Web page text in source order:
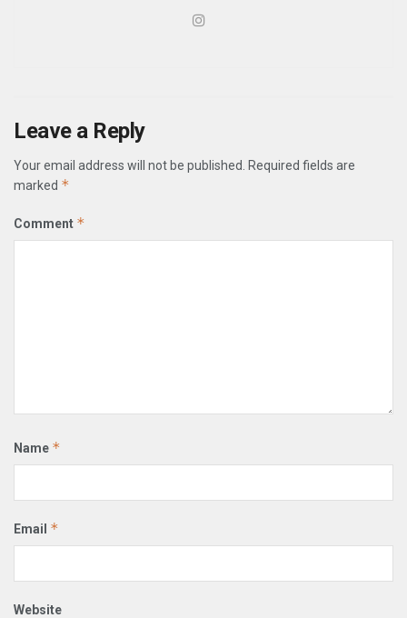
Leave a Reply
Your email address will not be published. Required fields are
marked *
Comment *
Name *
Email *
Website